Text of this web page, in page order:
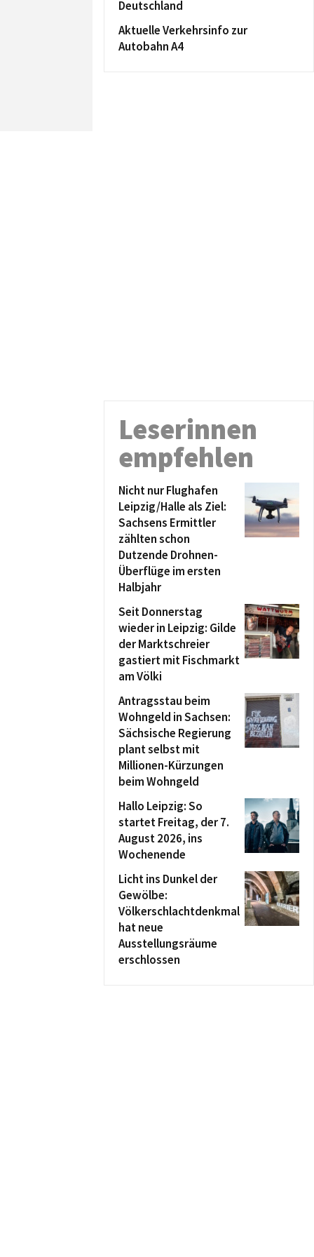
Deutschland
Aktuelle Verkehrsinfo zur
Autobahn A4
Leserinnen
empfehlen
Nicht nur Flughafen
Leipzig/Halle als Ziel:
Sachsens Ermittler
zählten schon
Dutzende Drohnen-
Überflüge im ersten
Halbjahr
Seit Donnerstag
wieder in Leipzig: Gilde
der Marktschreier
gastiert mit Fischmarkt
am Völki
Antragsstau beim
Wohngeld in Sachsen:
Sächsische Regierung
plant selbst mit
Millionen-Kürzungen
beim Wohngeld
Hallo Leipzig: So
startet Freitag, der 7.
August 2026, ins
Wochenende
Licht ins Dunkel der
Gewölbe:
Völkerschlachtdenkmal
hat neue
Ausstellungsräume
erschlossen